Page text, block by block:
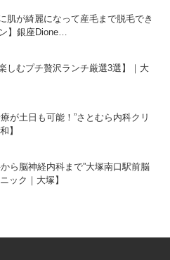
肌が綺麗になって産毛まで脱毛でき
】銀座Dione…
しむプチ贅沢ランチ厳選3選】｜大
療が土日も可能！”さとむら内科クリ
】
から脳神経内科まで”大塚南口駅前脳
ック｜大塚】